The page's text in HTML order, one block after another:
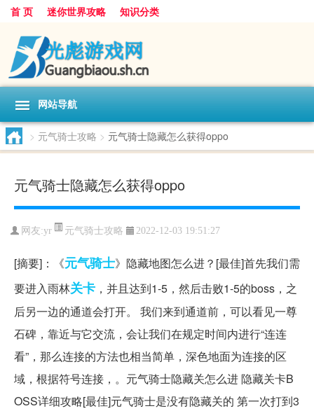
首 页 迷你世界攻略 知识分类
网站导航
> 元气骑士攻略 > 元气骑士隐藏怎么获得oppo
元气骑士隐藏怎么获得oppo
网友:yr 元气骑士攻略 2022-12-03 19:51:27
[摘要]：《元气骑士》隐藏地图怎么进？[最佳]首先我们需
要进入雨林关卡 ，并且达到1-5，然后击败1-5的boss，之
后另一边的通道会打开。 我们来到通道前，可以看见一尊
石碑，靠近与它交流，会让我们在规定时间内进行“连连
看”，那么连接的方法也相当简单，深色地面为连接的区
域，根据符号连接，。元气骑士隐藏关怎么进 隐藏关卡B
OSS详细攻略[最佳]元气骑士是没有隐藏关的 第一次打到3